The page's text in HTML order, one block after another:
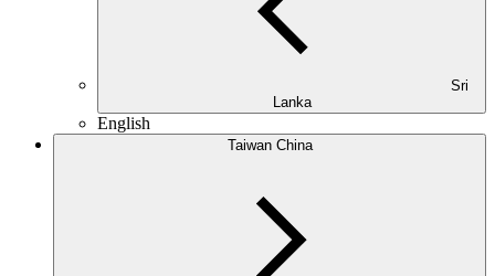
Lanka
English
Taiwan China